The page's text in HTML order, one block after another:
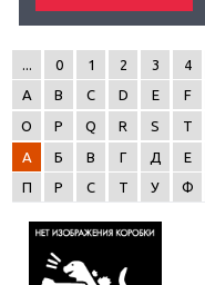
0 1 2 3 4
A
B C D E F
O
P Q R S T
А
Б В Г Д Е
П
Р С Т У Ф